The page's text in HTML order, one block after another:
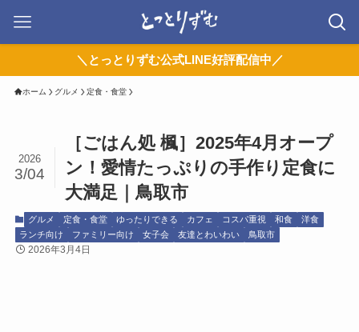
＼とっとりずむ公式LINE好評配信中／
ホーム グルメ 定食・食堂
［ごはん処 楓］2025年4月オープ
ン！愛情たっぷりの手作り定食に
大満足｜鳥取市
2026
3/04
グルメ 定食・食堂 ゆったりできる カフェ コスパ重視 和食
洋食
ランチ向け
ファミリー向け 女子会 友達とわいわい 鳥取市
2026年3月4日